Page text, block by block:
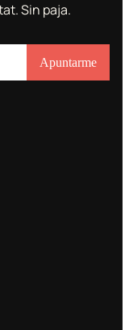
Sin paja.